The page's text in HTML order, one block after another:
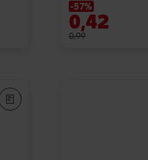
-57%
0,42
0,99